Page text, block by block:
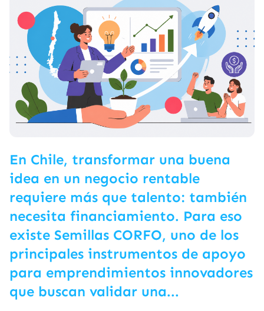
En Chile, transformar una buena
idea en un negocio rentable
requiere más que talento: también
necesita financiamiento. Para eso
existe Semillas CORFO, uno de los
principales instrumentos de apoyo
para emprendimientos innovadores
que buscan validar una...